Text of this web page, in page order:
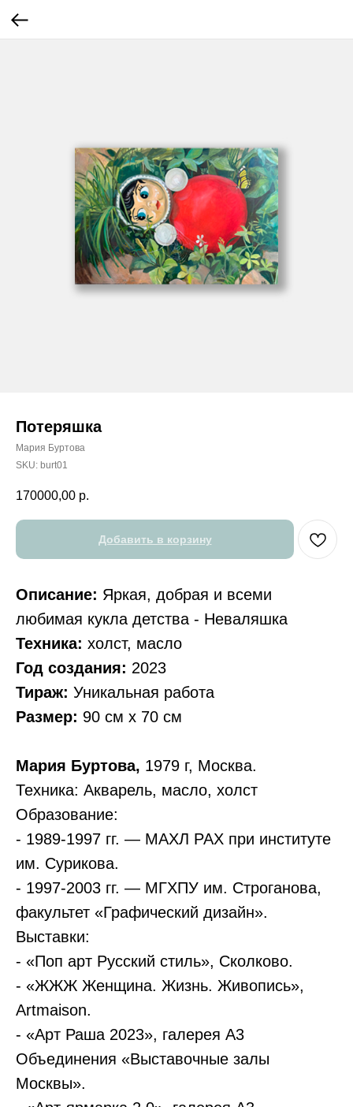
Потеряшка
Мария Буртова
SKU: burt01
170000,00 р.
Добавить в корзину
Описание: Яркая, добрая и всеми
любимая кукла детства - Неваляшка
Техника: холст, масло
Год создания: 2023
Тираж: Уникальная работа
Размер: 90 см х 70 см
Мария Буртова, 1979 г, Москва.
Техника: Акварель, масло, холст
Образование:
- 1989-1997 гг. — МАХЛ РАХ при институте
им. Сурикова.
- 1997-2003 гг. — МГХПУ им. Строганова,
факультет «Графический дизайн».
Выставки:
- «Поп арт Русский стиль», Сколково.
- «ЖЖЖ Женщина. Жизнь. Живопись»,
Artmaison.
- «Арт Раша 2023», галерея А3
Объединения «Выставочные залы
Москвы».